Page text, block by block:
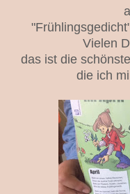
Vielen
das ist die
die ich